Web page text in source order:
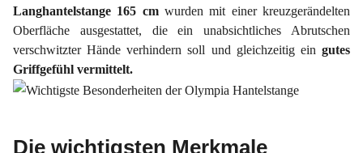
Langhantelstange 165 cm wurden mit einer kreuzgerändelten
Oberfläche ausgestattet, die ein unabsichtliches Abrutschen
verschwitzter Hände verhindern soll und gleichzeitig ein gutes
Griffgefühl vermittelt.
Die wichtigsten Merkmale